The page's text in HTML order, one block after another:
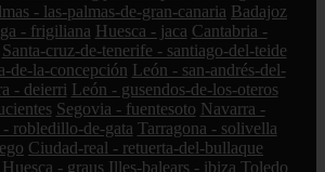
- las-palmas-de-gran-canaria Badajoz
- frigiliana Huesca - jaca Cantabria -
Santa-cruz-de-tenerife - santiago-del-teide
de-la-concepción León - san-andrés-del-
- deierri León - gusendos-de-los-oteros
Segovia - fuentesoto Navarra -
- robledillo-de-gata Tarragona - solivella
Ciudad-real - retuerta-del-bullaque
Huesca - graus Illes-balears - ibiza Toledo